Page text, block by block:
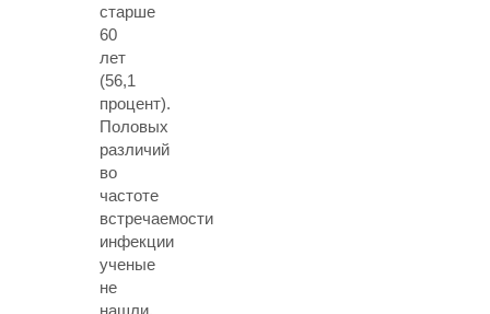
старше
60
лет
(56,1
процент).
Половых
различий
во
частоте
встречаемости
инфекции
ученые
не